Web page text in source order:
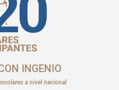
INGENIO
a nivel nacional